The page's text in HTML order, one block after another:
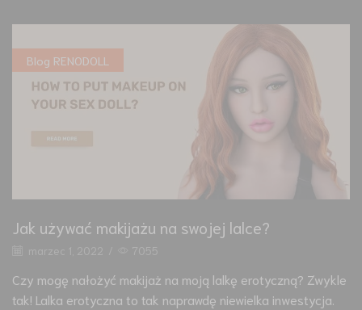
Blog RENODOLL
Jak używać makijażu na swojej lalce?
marzec 1, 2022 7055
Czy mogę nałożyć makijaż na moją lalkę erotyczną? Zwykle
tak! Lalka erotyczna to tak naprawdę niewielka inwestycja.